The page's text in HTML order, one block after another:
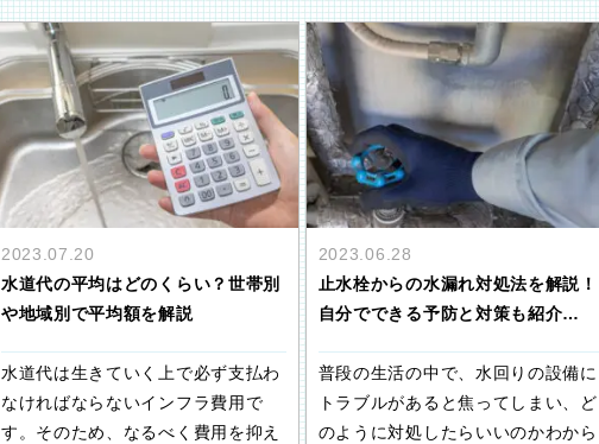
2023.07.20
水道代の平均はどのくらい？世帯別
や地域別で平均額を解説
水道代は生きていく上で必ず支払わ
なければならないインフラ費用で
す。そのため、なるべく費用を抑え
2023.06.28
止水栓からの水漏れ対処法を解説！
自分でできる予防と対策も紹介…
普段の生活の中で、水回りの設備に
トラブルがあると焦ってしまい、ど
のように対処したらいいのかわから